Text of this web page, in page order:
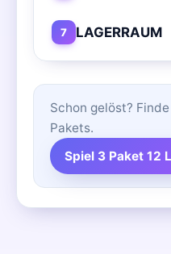
7 LAGERRAUM
Schon gelöst?
Pakets.
Spiel 3 Paket 12